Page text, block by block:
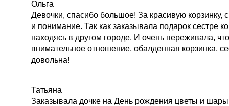
Ольга
Девочки, спасибо большое! За красивую корзинку,
и понимание. Так как заказывала подарок сестре
находясь в другом городе. И очень переживала,
внимательное отношение, обалденная корзинка,
довольна!
Татьяна
Заказывала дочке на День рождения цветы и